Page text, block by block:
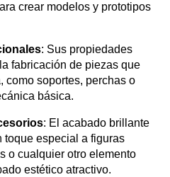
crear modelos y prototipos
: Sus propiedades
fabricación de piezas que
como soportes, perchas o
básica.
: El acabado brillante
toque especial a figuras
o cualquier otro elemento
estético atractivo.